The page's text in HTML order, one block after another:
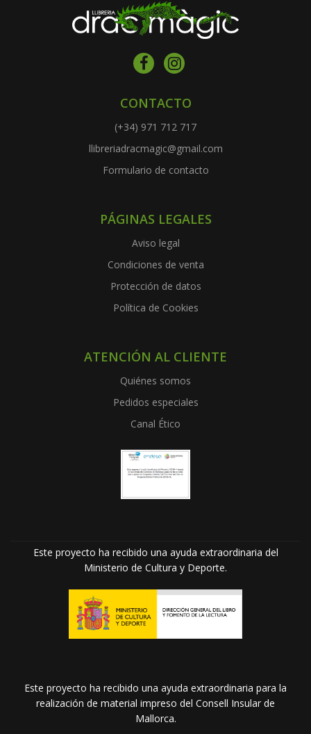
CONTACTO
(+34) 971 712 717
llibreriadracmagic@gmail.com
Formulario de contacto
PÁGINAS LEGALES
Aviso legal
Condiciones de venta
Protección de datos
Política de Cookies
ATENCIÓN AL CLIENTE
Quiénes somos
Pedidos especiales
Canal Ético
Este proyecto ha recibido una ayuda extraordinaria del
Ministerio de Cultura y Deporte.
Este proyecto ha recibido una ayuda extraordinaria para la
realización de material impreso del Consell Insular de
Mallorca.